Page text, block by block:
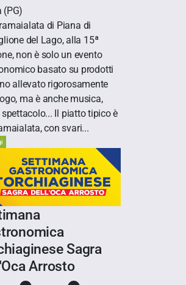
(PG)
di Piana di
del Lago, alla 15ª
non è solo un evento
basato su prodotti
allevato rigorosamente
ma è anche musica,
spettacolo... Il piatto tipico è
con svari...
Sagra
Arrosto